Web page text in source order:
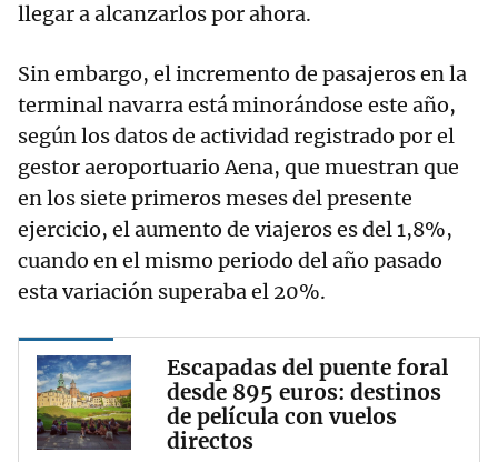
llegar a alcanzarlos por ahora.
Sin embargo, el incremento de pasajeros en la
terminal navarra está minorándose este año,
según los datos de actividad registrado por el
gestor aeroportuario Aena, que muestran que
en los siete primeros meses del presente
ejercicio, el aumento de viajeros es del 1,8%,
cuando en el mismo periodo del año pasado
esta variación superaba el 20%.
Escapadas del puente foral
desde 895 euros: destinos
de película con vuelos
directos